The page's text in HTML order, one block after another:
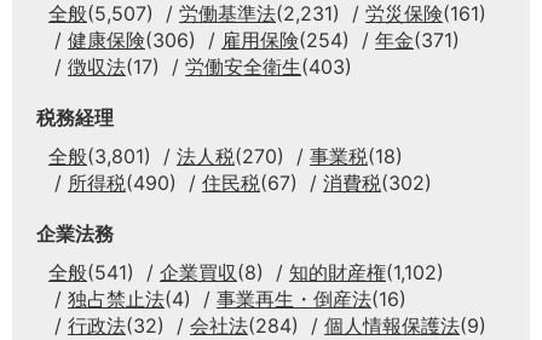
全般(5,507) 労働基準法(2,231) 労災保険(161)
健康保険(306) 雇用保険(254) 年金(371)
徴収法(17) 労働安全衛生(403)
税務経理
全般(3,801) 法人税(270) 事業税(18)
所得税(490) 住民税(67) 消費税(302)
企業法務
全般(541) 企業買収(8) 知的財産権(1,102)
独占禁止法(4) 事業再生・倒産法(16)
行政法(32) 会社法(284) 個人情報保護法(9)